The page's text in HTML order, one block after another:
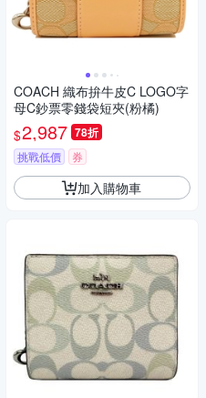
COACH 織布拚牛皮C LOGO字
母C鈔票零錢袋短夾(粉橘)
$2,987 78折
挑戰低價 券
加入購物車